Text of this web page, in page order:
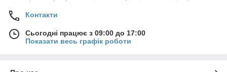
Контакти
Сьогодні працює з 09:00 до 17:00
Показати весь графік роботи